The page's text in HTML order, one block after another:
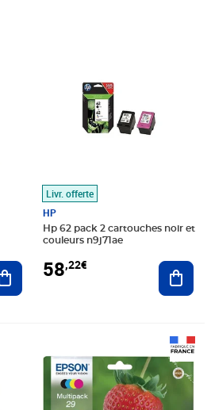
Ajouter au panier
Livr. offerte
HP
Hp 62 pack 2 cartouches noir et
couleurs n9j71ae
58,22€